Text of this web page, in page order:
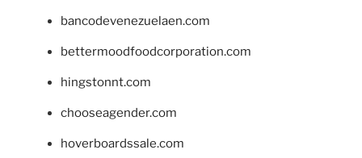
bancodevenezuelaen.com
bettermoodfoodcorporation.com
hingstonnt.com
chooseagender.com
hoverboardssale.com